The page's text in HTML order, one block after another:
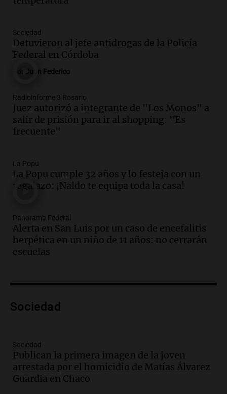
Panorama Federal
Audio.
colaboración con la municipalidad para
la educación y parques
Episodios
Audio.
de León XIV a Argentina y reflexiona
sobre su impacto espiritual
Panorama Federal
Episodios
revive con la visita de León XIV y una
historia nacida en Córdoba
Viva la Radio
Audio.El ministro de Economía de Santa
Fe relativiza el impacto del fallo sobre
jubilaciones en la provincia
Panorama Federal
Argentina causa gran alegría en Santa
Panorama Federal
organizador de la gira de Juan Pablo II
recordó el desafío logístico
Viva la Radio
Episodios
Sociedad
Detuvieron al jefe antidrogas de la Policía
Federal en Córdoba
Juan Federico
Radioinforme 3 Rosario
Juez autorizó a integrante de "Los Monos" a
salir de prisión para ir al shopping: "Es
frecuente"
La Popu
La Popu cumple 32 años y lo festeja con un
regalazo: ¡Naldo te equipa toda la casa!
Panorama Federal
Alerta en San Luis por un caso de encefalitis
herpética en un niño de 11 años: no cerrarán
escuelas
Sociedad
Sociedad
Publican la primera imagen de la joven
arrestada por el homicidio de Matías Álvarez
Guardia en Chaco